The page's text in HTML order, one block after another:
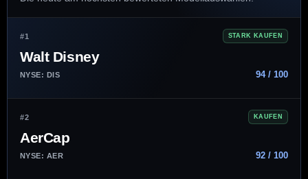
#1 STARK KAUFEN
Walt Disney
NYSE: DIS 94 / 100
#2 KAUFEN
AerCap
NYSE: AER 92 / 100